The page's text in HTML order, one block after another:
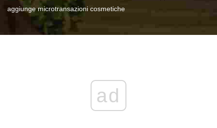
aggiunge microtransazioni cosmetiche
ad